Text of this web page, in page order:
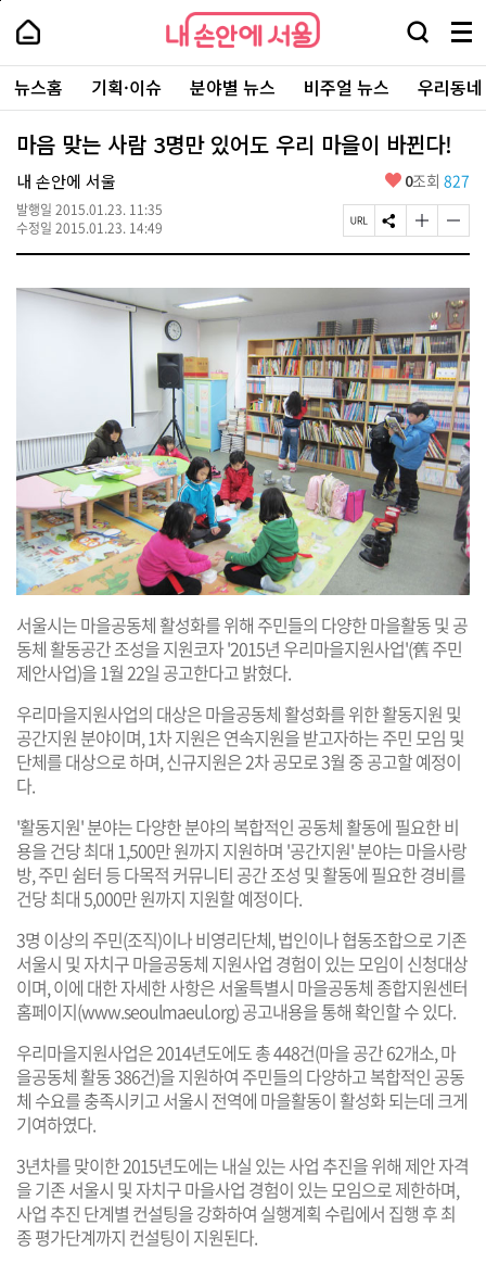
본
로
가
내
손
안
에
서
울
-
서
울
시
대
표
소
포
털
내
손
에
울
검
창
열
기
메
뉴
전
체
보
주
요
서
뉴스홈 기획·이슈 분야별 뉴스 비주얼 뉴스 우리동
마음 맞는 사람 3명만 있어도 우리 마을이 바뀐다!
내 손안에 서울
발행일 2015.01.23. 11:35
수정일 2015.01.23. 14:49
좋
요
0조회 827
페
이
U
L
복
사
S
N
공
기
글
자
기
크
게
변
경
하
기
글
자
기
작
게
변
경
하
기
서울시는 마을공동체 활성화를 위해 주민들의 다양한 마을활동 및 공
동체 활동공간 조성을 지원코자 '2015년 우리마을지원사업'(舊 주민
제안사업)을 1월 22일 공고한다고 밝혔다.
우리마을지원사업의 대상은 마을공동체 활성화를 위한 활동지원 및
공간지원 분야이며, 1차 지원은 연속지원을 받고자하는 주민 모임 및
단체를 대상으로 하며, 신규지원은 2차 공모로 3월 중 공고할 예정이
다.
'활동지원' 분야는 다양한 분야의 복합적인 공동체 활동에 필요한 비
용을 건당 최대 1,500만 원까지 지원하며 '공간지원' 분야는 마을사랑
방, 주민 쉼터 등 다목적 커뮤니티 공간 조성 및 활동에 필요한 경비를
건당 최대 5,000만 원까지 지원할 예정이다.
3명 이상의 주민(조직)이나 비영리단체, 법인이나 협동조합으로 기존
서울시 및 자치구 마을공동체 지원사업 경험이 있는 모임이 신청대상
이며, 이에 대한 자세한 사항은 서울특별시 마을공동체 종합지원센터
홈페이지(www.seoulmaeul.org) 공고내용을 통해 확인할 수 있다.
우리마을지원사업은 2014년도에도 총 448건(마을 공간 62개소, 마
을공동체 활동 386건)을 지원하여 주민들의 다양하고 복합적인 공동
체 수요를 충족시키고 서울시 전역에 마을활동이 활성화 되는데 크게
기여하였다.
3년차를 맞이한 2015년도에는 내실 있는 사업 추진을 위해 제안 자격
을 기존 서울시 및 자치구 마을사업 경험이 있는 모임으로 제한하며,
사업 추진 단계별 컨설팅을 강화하여 실행계획 수립에서 집행 후 최
종 평가단계까지 컨설팅이 지원된다.
페
상
단
로